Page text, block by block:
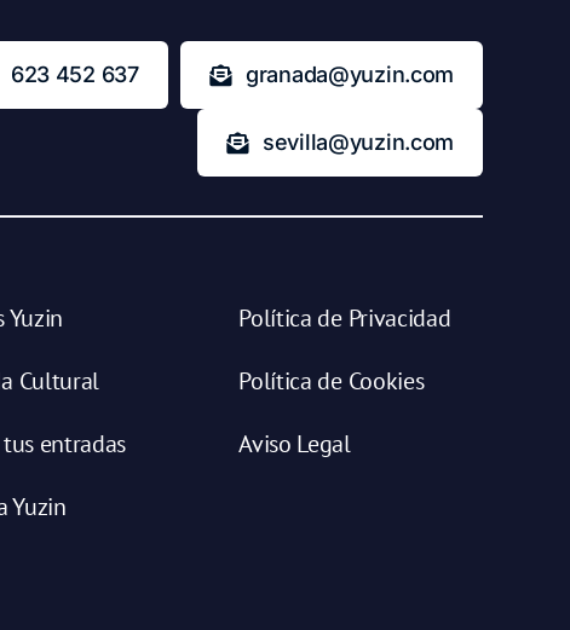
623 452 637 granada@yuzin.com
sevilla@yuzin.com
Yuzin
Cultural
entradas
Yuzin
Política de Privacidad
Política de Cookies
Aviso Legal